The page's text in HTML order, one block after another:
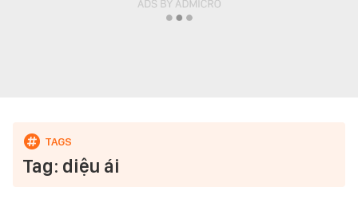
Tag: diệu ái